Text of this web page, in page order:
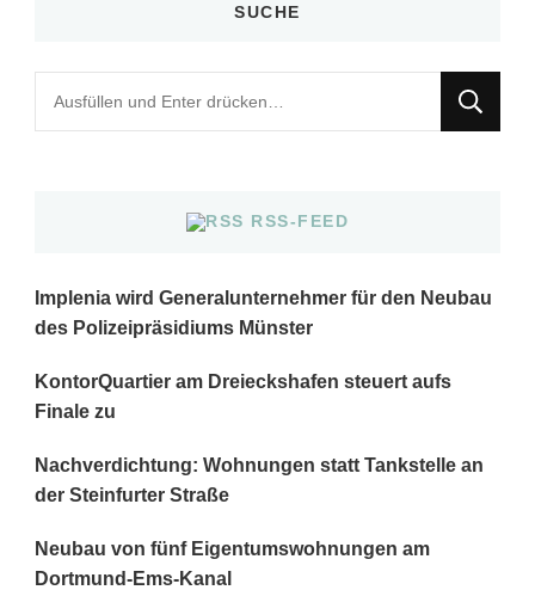
SUCHE
du
RSS-FEED
Implenia wird Generalunternehmer für den Neubau
des Polizeipräsidiums Münster
KontorQuartier am Dreieckshafen steuert aufs
Finale zu
Nachverdichtung: Wohnungen statt Tankstelle an
der Steinfurter Straße
Neubau von fünf Eigentumswohnungen am
Dortmund-Ems-Kanal